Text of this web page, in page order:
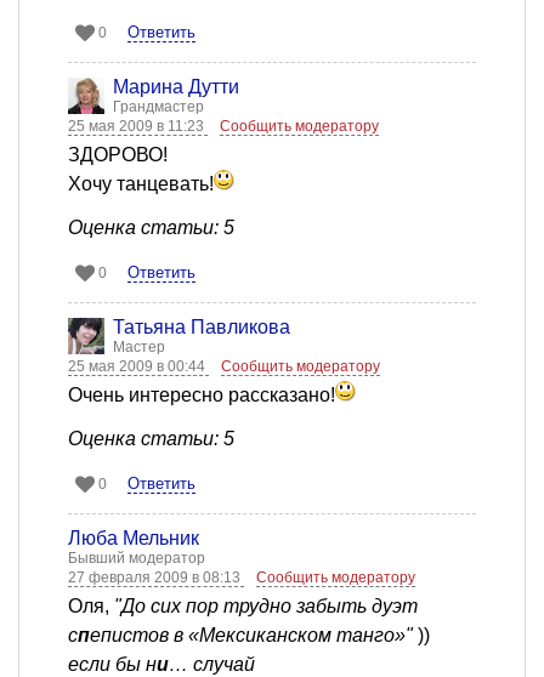
0 Ответить
Марина Дутти
Грандмастер
25 мая 2009 в 11:23
Сообщить модератору
ЗДОРОВО!
Хочу танцевать!
Оценка статьи: 5
0 Ответить
Татьяна Павликова
Мастер
25 мая 2009 в 00:44
Сообщить модератору
Очень интересно рассказано!
Оценка статьи: 5
0 Ответить
Люба Мельник
Бывший модератор
27 февраля 2009 в 08:13
Сообщить модератору
Оля, "До сих пор трудно забыть дуэт
спепистов в «Мексиканском танго»"))
если бы ни… случай